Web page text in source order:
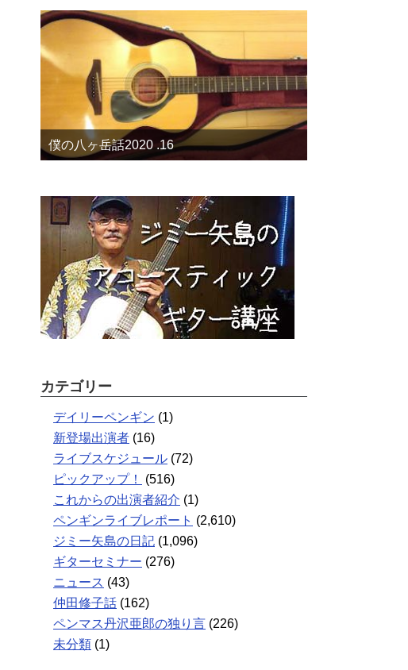
僕の八ヶ岳話2020 .16
カテゴリー
デイリーペンギン (1)
新登場出演者 (16)
ライブスケジュール (72)
ピックアップ！
(516)
これからの出演者紹介 (1)
ペンギンライブレポート (2,610)
ジミー矢島の日記 (1,096)
ギターセミナー (276)
ニュース (43)
仲田修子話 (162)
ペンマス丹沢亜郎の独り言 (226)
未分類 (1)